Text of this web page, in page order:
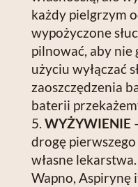
każdy pielgrzym
wypożyczone
pilnować, aby nie
użyciu wyłączać
zaoszczędzenia
baterii
WYŻYWIENIE
drogę
własne
Wapno, Aspirynę